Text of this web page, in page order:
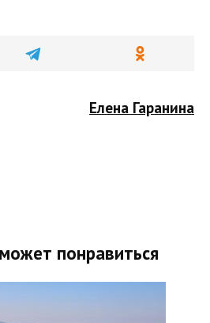
Елена Гаранина
понравиться